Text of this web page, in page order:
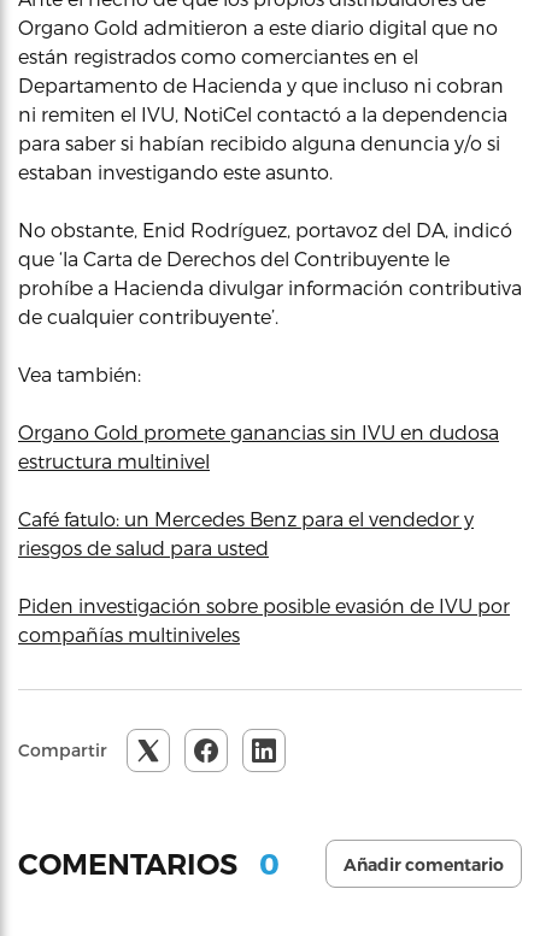
Organo Gold admitieron a este diario digital que no
están registrados como comerciantes en el
Departamento de Hacienda y que incluso ni cobran
ni remiten el IVU, NotiCel contactó a la dependencia
para saber si habían recibido alguna denuncia y/o si
estaban investigando este asunto.
No obstante, Enid Rodríguez, portavoz del DA, indicó
que ‘la Carta de Derechos del Contribuyente le
prohíbe a Hacienda divulgar información contributiva
de cualquier contribuyente’.
Vea también:
Organo Gold promete ganancias sin IVU en dudosa
estructura multinivel
Café fatulo: un Mercedes Benz para el vendedor y
riesgos de salud para usted
Piden investigación sobre posible evasión de IVU por
compañías multiniveles
Compartir
COMENTARIOS 0 Añadir comentario